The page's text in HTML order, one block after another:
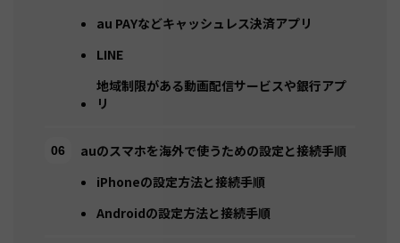
au PAYなどキャッシュレス決済アプリ
LINE
地域制限がある動画配信サービスや銀行アプ
リ
auのスマホを海外で使うための設定と接続手順
iPhoneの設定方法と接続手順
Androidの設定方法と接続手順